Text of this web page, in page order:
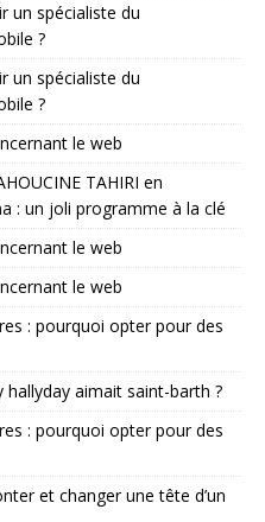
un spécialiste du
?
un spécialiste du
?
le web
TAHIRI en
: un joli programme à la clé
le web
le web
: pourquoi opter pour des
hallyday aimait saint-barth ?
: pourquoi opter pour des
et changer une tête d’un